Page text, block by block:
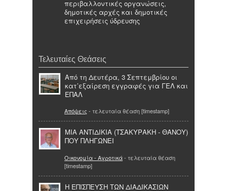
περιβαλλοντικές οργανώσεις,
δημοτικές αρχές και δημοτικές
επιχειρήσεις ύδρευσης
Τελευταίες Θεάσεις
Από τη Δευτέρα, 3 Σεπτεμβρίου οι
κατ’εξαίρεση εγγραφές για ΓΕΛ και
ΕΠΑΛ
Απόψεις - τελευταία θέαση [timestamp]
ΜΙΑ ΑΝΤΙΔΙΚΙΑ (ΤΣΑΚΥΡΑΚΗ - ΘΑΝΟΥ)
ΠΟΥ ΠΛΗΓΩΝΕΙ
Οικονομία - Αγροτικά- τελευταία θέαση
[timestamp]
Η ΕΠΙΣΠΕΥΣΗ ΤΩΝ ΔΙΑΔΙΚΑΣΙΩΝ